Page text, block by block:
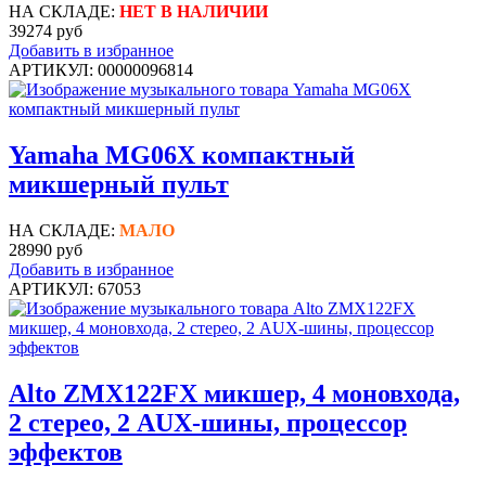
НА СКЛАДЕ: НЕТ В НАЛИЧИИ
39274 руб
Добавить в избранное
АРТИКУЛ: 00000096814
Yamaha MG06X компактный
микшерный пульт
НА СКЛАДЕ: МАЛО
28990 руб
Добавить в избранное
АРТИКУЛ: 67053
Alto ZMX122FX микшер, 4 моновхода,
2 стерео, 2 AUX-шины, процессор
эффектов